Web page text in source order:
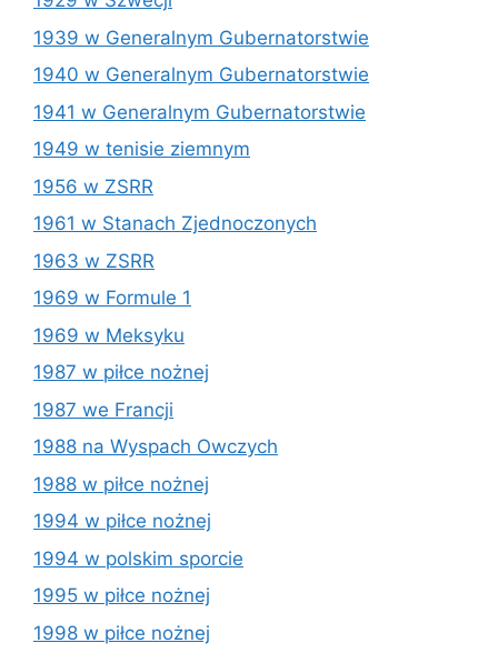
1939 w Generalnym Gubernatorstwie
1940 w Generalnym Gubernatorstwie
1941 w Generalnym Gubernatorstwie
1949 w tenisie ziemnym
1956 w ZSRR
1961 w Stanach Zjednoczonych
1963 w ZSRR
1969 w Formule 1
1969 w Meksyku
1987 w piłce nożnej
1987 we Francji
1988 na Wyspach Owczych
1988 w piłce nożnej
1994 w piłce nożnej
1994 w polskim sporcie
1995 w piłce nożnej
1998 w piłce nożnej